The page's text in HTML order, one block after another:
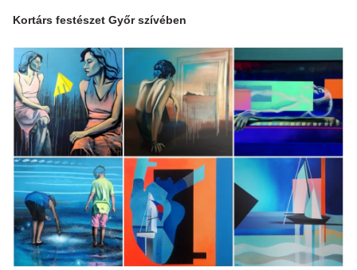
Kortárs festészet Győr szívében